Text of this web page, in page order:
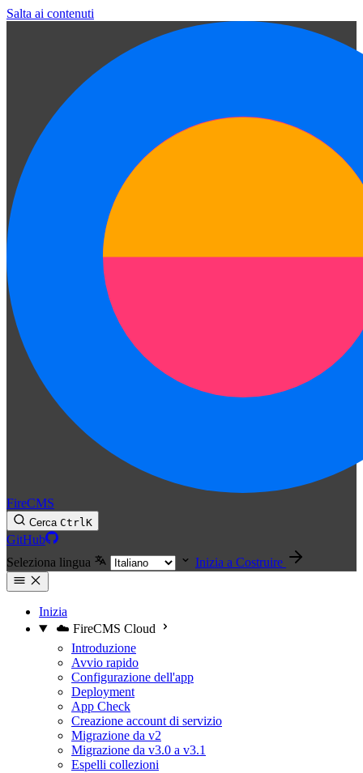
Salta ai contenuti
FireCMS
Cerca CtrlK
GitHub
Seleziona lingua
Inizia a Costruire
Inizia
☁️ FireCMS Cloud
Introduzione
Avvio rapido
Configurazione dell'app
Deployment
App Check
Creazione account di servizio
Migrazione da v2
Migrazione da v3.0 a v3.1
Espelli collezioni